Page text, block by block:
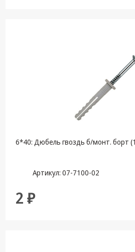
6*40: Дюбель гвоздь б/монт. борт
Артикул: 07-7100-02
2 ₽